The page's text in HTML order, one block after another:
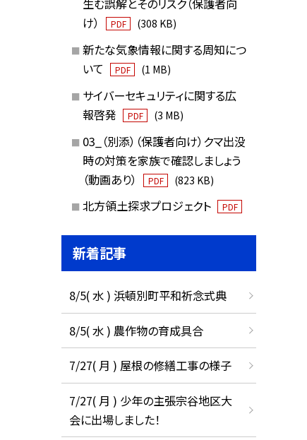
生む誤解とそのリスク（保護者向
け）
PDF (308 KB)
新たな気象情報に関する周知につ
いて
PDF (1 MB)
サイバーセキュリティに関する広
報啓発
PDF (3 MB)
03_（別添）（保護者向け）クマ出没
時の対策を家族で確認しましょう
（動画あり）
PDF (823 KB)
北方領土探求プロジェクト PDF
新着記事
8/5( 水 ) 浜頓別町平和祈念式典
8/5( 水 ) 農作物の育成具合
7/27( 月 ) 屋根の修繕工事の様子
7/27( 月 ) 少年の主張宗谷地区大
会に出場しました！